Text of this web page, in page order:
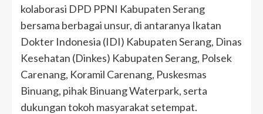
kolaborasi DPD PPNI Kabupaten Serang
bersama berbagai unsur, di antaranya Ikatan
Dokter Indonesia (IDI) Kabupaten Serang, Dinas
Kesehatan (Dinkes) Kabupaten Serang, Polsek
Carenang, Koramil Carenang, Puskesmas
Binuang, pihak Binuang Waterpark, serta
dukungan tokoh masyarakat setempat.